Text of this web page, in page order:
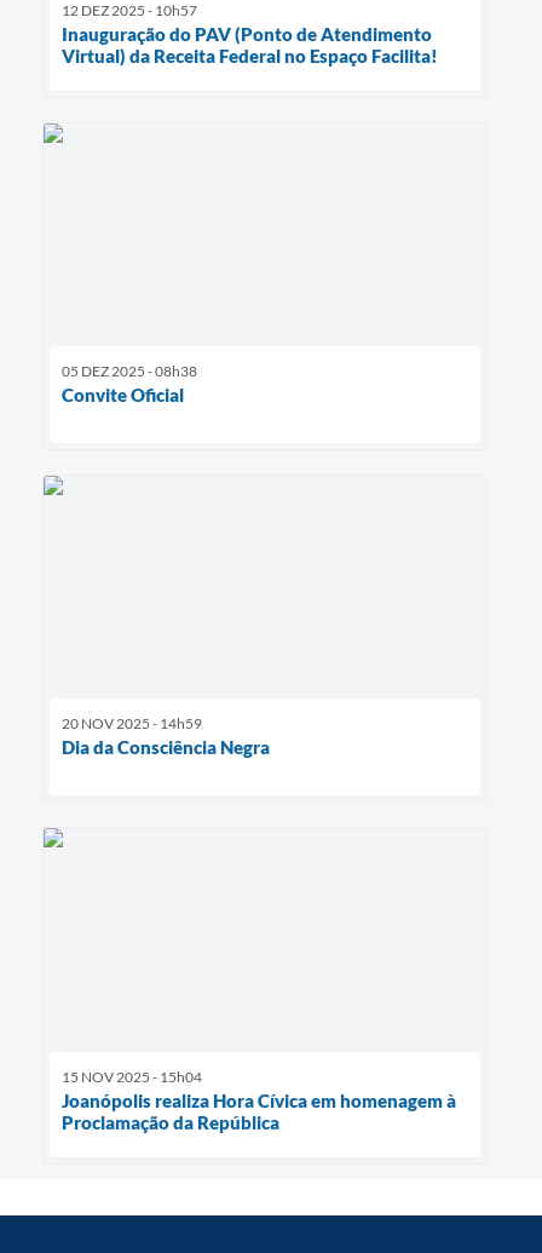
12 DEZ 2025 - 10h57
Inauguração do PAV (Ponto de Atendimento
Virtual) da Receita Federal no Espaço Facilita!
05 DEZ 2025 - 08h38
Convite Oficial
20 NOV 2025 - 14h59
Dia da Consciência Negra
15 NOV 2025 - 15h04
Joanópolis realiza Hora Cívica em homenagem à
Proclamação da República